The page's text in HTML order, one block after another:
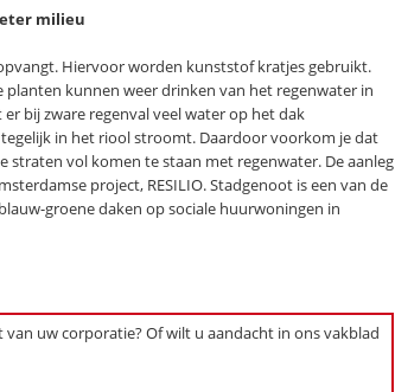
milieu
Hiervoor worden kunststof kratjes gebruikt.
kunnen weer drinken van het regenwater in
bij zware regenval veel water op het dak
in het riool stroomt. Daardoor voorkom je dat
vol komen te staan met regenwater. De aanleg
project, RESILIO. Stadgenoot is een van de
groene daken op sociale huurwoningen in
uw corporatie? Of wilt u aandacht in ons vakblad